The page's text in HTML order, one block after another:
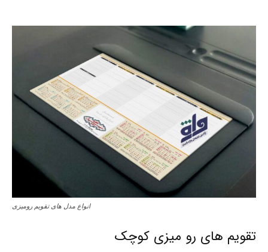
انواع مدل های تقویم رومیزی
تقویم های رو میزی کوچک